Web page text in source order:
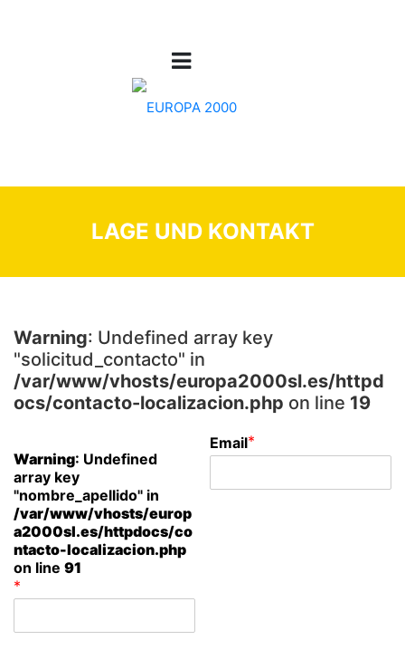
LAGE UND KONTAKT
Warning: Undefined array key
"solicitud_contacto" in
/var/www/vhosts/europa2000sl.es/httpd
ocs/contacto-localizacion.php on line 19
Warning: Undefined
array key
"nombre_apellido" in
/var/www/vhosts/europ
a2000sl.es/httpdocs/co
ntacto-localizacion.php
on line 91
*
Email*